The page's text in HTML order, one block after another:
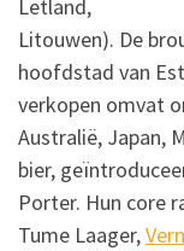
Letland,
Litouwen). De
hoofdstad van
verkopen omvat
Australië, Japan,
bier,
Porter. Hun core
Tume Laager,